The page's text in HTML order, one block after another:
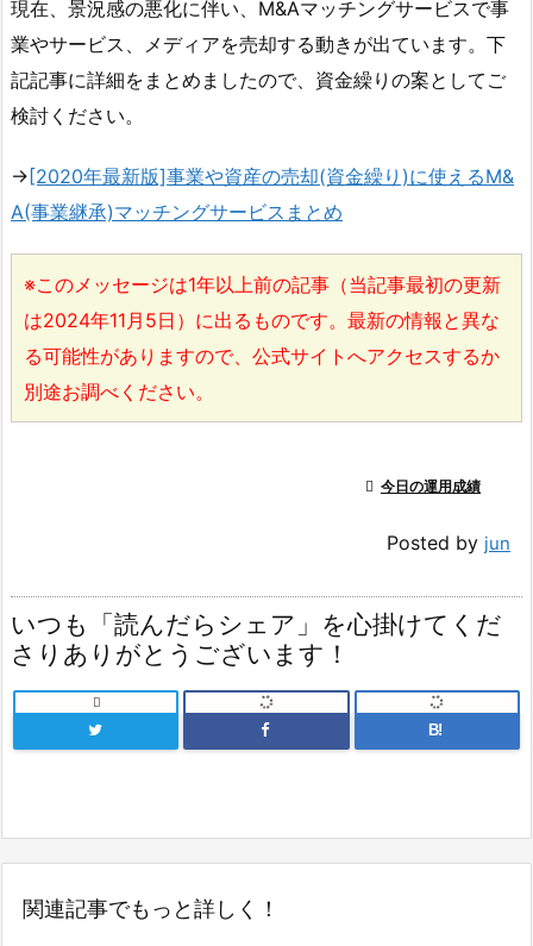
現在、景況感の悪化に伴い、M&Aマッチングサービスで事
業やサービス、メディアを売却する動きが出ています。下
記記事に詳細をまとめましたので、資金繰りの案としてご
検討ください。
→[2020年最新版]事業や資産の売却(資金繰り)に使えるM&
A(事業継承)マッチングサービスまとめ
※このメッセージは1年以上前の記事（当記事最初の更新
は2024年11月5日）に出るものです。最新の情報と異な
る可能性がありますので、公式サイトへアクセスするか
別途お調べください。
 今日の運用成績
Posted by jun
いつも「読んだらシェア」を心掛けてくだ
さりありがとうございます！

B!
関連記事でもっと詳しく！